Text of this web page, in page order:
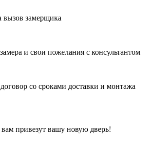
вызов замерщика
и свои пожелания с консультантом
со сроками доставки и монтажа
вам привезут вашу новую дверь!